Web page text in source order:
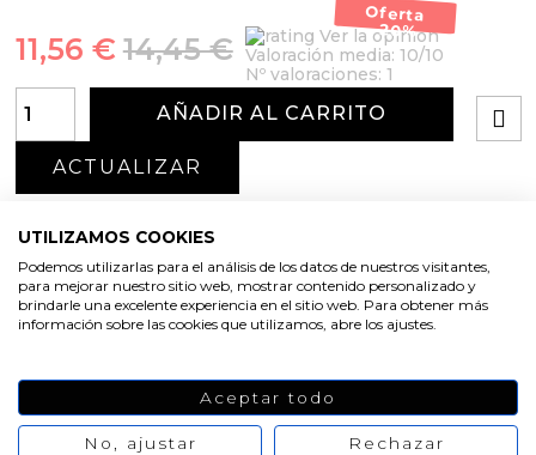
Oferta
-20%
14,45 €
11,56 €
Ver la opinión
Valoración media: 10/10
Nº valoraciones: 1
AÑADIR AL CARRITO
UTILIZAMOS COOKIES
Podemos utilizarlas para el análisis de los datos de nuestros visitantes,
para mejorar nuestro sitio web, mostrar contenido personalizado y
brindarle una excelente experiencia en el sitio web. Para obtener más
información sobre las cookies que utilizamos, abre los ajustes.
Aceptar todo
No, ajustar Rechazar